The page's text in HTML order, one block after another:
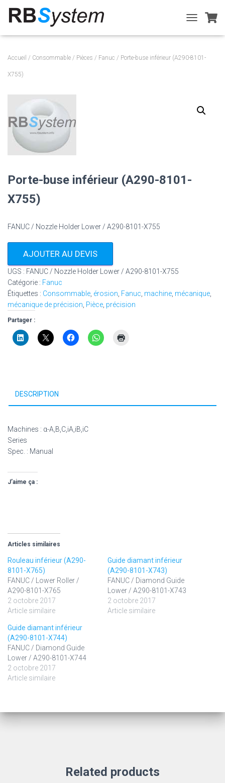
O
G
Accueil / Consommable / Pièces / Fanuc / Porte-buse inférieur (A290-8101-
X755)
Porte-buse inférieur (A290-8101-
X755)
FANUC / Nozzle Holder Lower / A290-8101-X755
AJOUTER AU DEVIS
UGS : FANUC / Nozzle Holder Lower / A290-8101-X755
Catégorie : Fanuc
Étiquettes : Consommable érosion Fanuc machine mécanique
mécanique de précision Pièce précision
Partager :
DESCRIPTION
Machines : α-A,B,C,iA,iB,iC
Series
Spec. : Manual
J’aime ça :
Articles similaires
Rouleau inférieur (A290-
8101-X765)
FANUC / Lower Roller /
A290-8101-X765
2 octobre 2017
Article similaire
Guide diamant inférieur
(A290-8101-X743)
FANUC / Diamond Guide
Lower / A290-8101-X743
2 octobre 2017
Article similaire
Guide diamant inférieur
(A290-8101-X744)
FANUC / Diamond Guide
Lower / A290-8101-X744
2 octobre 2017
Article similaire
Related products